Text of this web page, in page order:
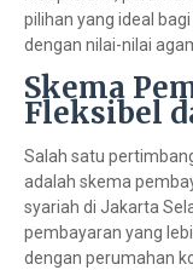
pilihan yang ideal
dengan nilai-nilai
Skema
Fleksibel
Salah satu
adalah skema
syariah di Jakarta
pembayaran yang
dengan perumahan